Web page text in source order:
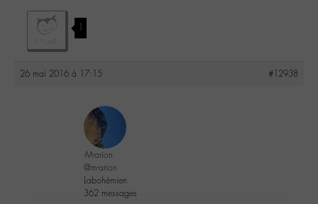
1
26 mai 2016 à 17:15 #12938
-M-arion
@m-arion
Labohémien
362 messages